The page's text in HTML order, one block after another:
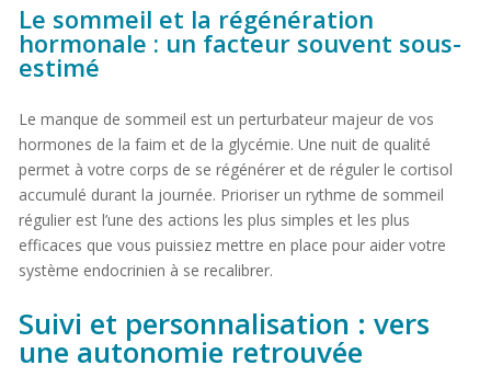
Le sommeil et la régénération
hormonale : un facteur souvent sous-
estimé
Le manque de sommeil est un perturbateur majeur de vos
hormones de la faim et de la glycémie. Une nuit de qualité
permet à votre corps de se régénérer et de réguler le cortisol
accumulé durant la journée. Prioriser un rythme de sommeil
régulier est l’une des actions les plus simples et les plus
efficaces que vous puissiez mettre en place pour aider votre
système endocrinien à se recalibrer.
Suivi et personnalisation : vers
une autonomie retrouvée